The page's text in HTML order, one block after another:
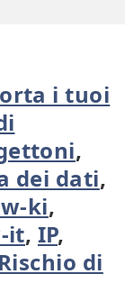
i tuoi
,
dei dati,
ki,
it, IP,
Rischio di